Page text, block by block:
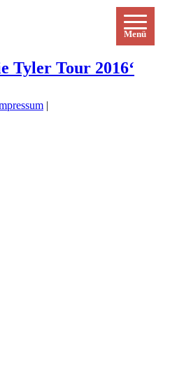
Tyler Tour 2016‘
|
Menü